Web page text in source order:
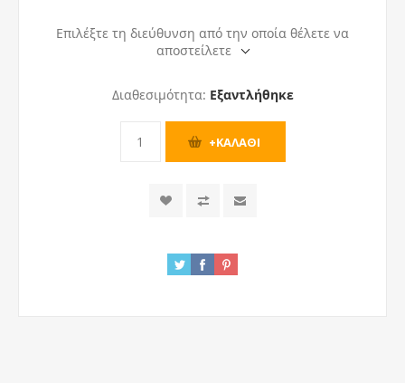
Επιλέξτε τη διεύθυνση από την οποία θέλετε να
αποστείλετε
Διαθεσιμότητα: Εξαντλήθηκε